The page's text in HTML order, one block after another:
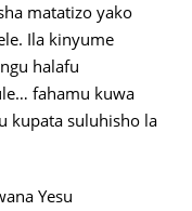
matatizo yako
Ila kinyume
halafu
fahamu kuwa
kupata suluhisho la
Yesu